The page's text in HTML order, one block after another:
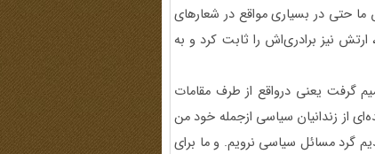
حتی در بسیاری مواقع در شعارهای
نیز برادری‌اش را ثابت کرد و به
گرفت یعنی درواقع از طرف مقامات
از زندانیان سیاسی ازجمله خود من
گرد مسائل سیاسی نرویم. و ما برای